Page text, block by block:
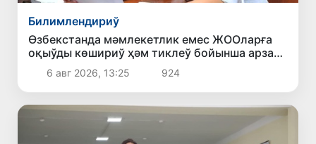
Билимлендириў
Өзбекстанда мәмлекетлик емес ЖООларға
оқыўды көшириў ҳәм тиклеў бойынша арза
бериў мүддети 10-августқа шекем
создырылды
6 авг 2026, 13:25 924